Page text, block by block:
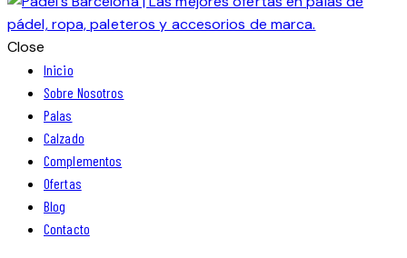
Close
Inicio
Sobre Nosotros
Palas
Calzado
Complementos
Ofertas
Blog
Contacto